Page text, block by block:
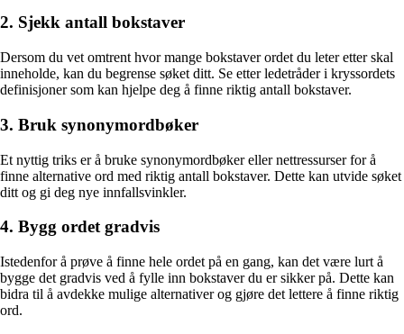
2. Sjekk antall bokstaver
Dersom du vet omtrent hvor mange bokstaver ordet du leter etter skal
inneholde, kan du begrense søket ditt. Se etter ledetråder i kryssordets
definisjoner som kan hjelpe deg å finne riktig antall bokstaver.
3. Bruk synonymordbøker
Et nyttig triks er å bruke synonymordbøker eller nettressurser for å
finne alternative ord med riktig antall bokstaver. Dette kan utvide søket
ditt og gi deg nye innfallsvinkler.
4. Bygg ordet gradvis
Istedenfor å prøve å finne hele ordet på en gang, kan det være lurt å
bygge det gradvis ved å fylle inn bokstaver du er sikker på. Dette kan
bidra til å avdekke mulige alternativer og gjøre det lettere å finne riktig
ord.